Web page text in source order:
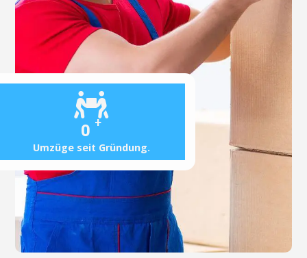
0 +
Umzüge seit Gründung.